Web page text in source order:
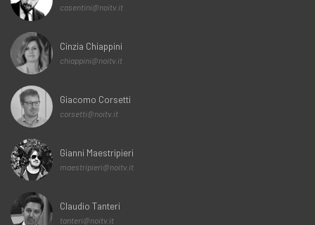
casentini@noitv.it
Cinzia Chiappini
chiappini@noitv.it
Giacomo Corsetti
corsetti@noitv.it
Gianni Maestripieri
maestripieri@noitv.it
Claudio Tanteri
tanteri@noitv.it